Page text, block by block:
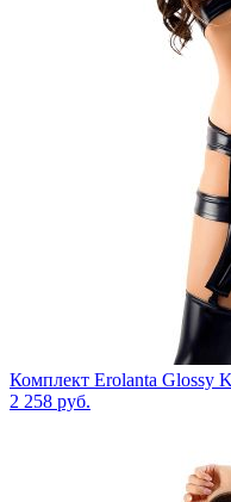
Комплект Erolanta Glossy
2 258 руб.